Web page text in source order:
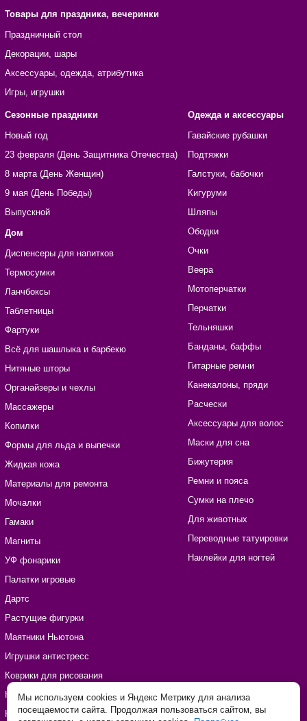
Товары для праздника, вечеринки
Праздничный стол
Декорации, шары
Аксессуары, одежда, атрибутика
Игры, игрушки
Сезонные праздники
Новый год
23 февраля (День Защитника Отечества)
8 марта (День Женщин)
9 мая (День Победы)
Выпускной
Дом
Диспенсеры для напитков
Термосумки
Ланчбоксы
Таблетницы
Фартуки
Всё для шашлыка и барбекю
Нитяные шторы
Органайзеры и чехлы
Массажеры
Копилки
Формы для льда и выпечки
Жидкая кожа
Материалы для ремонта
Мочалки
Гамаки
Магниты
УФ фонарики
Палатки игровые
Дартс
Растущие фигурки
Маятники Ньютона
Игрушки антистресс
Коврики для рисования
Наборы для рукоделия
Наклейки виниловые
Одежда и аксессуары
Гавайские рубашки
Подтяжки
Галстуки, бабочки
Кигуруми
Шляпы
Ободки
Очки
Веера
Мотоперчатки
Перчатки
Тельняшки
Банданы, баффы
Гитарные ремни
Канекалоны, пряди
Расчески
Аксессуары для волос
Маски для сна
Бижутерия
Ремни и пояса
Сумки на плечо
Для животных
Переводные татуировки
Наклейки для ногтей
Мы используем cookies и Яндекс Метрику для анализа
посещаемости сайта. Продолжая пользоваться сайтом, вы